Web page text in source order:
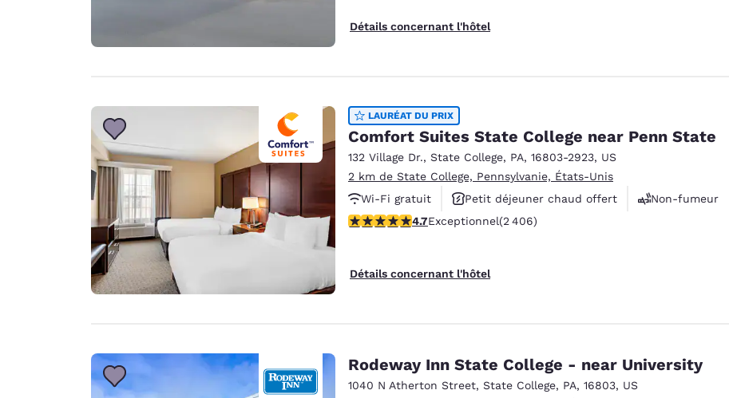
Détails concernant l'hôtel
LAURÉAT DU PRIX
Comfort Suites State College near Penn State
132 Village Dr., State College, PA, 16803-2923, US
2 km de State College, Pennsylvanie, États-Unis
Wi-Fi gratuit
Petit déjeuner chaud offert
Non-fumeur
4.67 étoiles. Exceptionnel. 2406 commentaires
4.7Exceptionnel(2 406)
Détails concernant l'hôtel
Rodeway Inn State College - near University
1040 N Atherton Street, State College, PA, 16803, US